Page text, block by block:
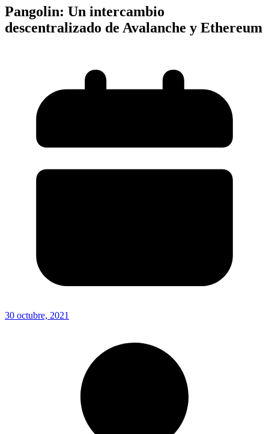
Pangolin: Un intercambio
descentralizado de Avalanche y Ethereum
30 octubre, 2021